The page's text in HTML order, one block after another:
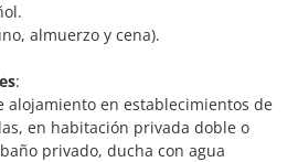
almuerzo y cena).
:
alojamiento en establecimientos de
en habitación privada doble o
privado, ducha con agua